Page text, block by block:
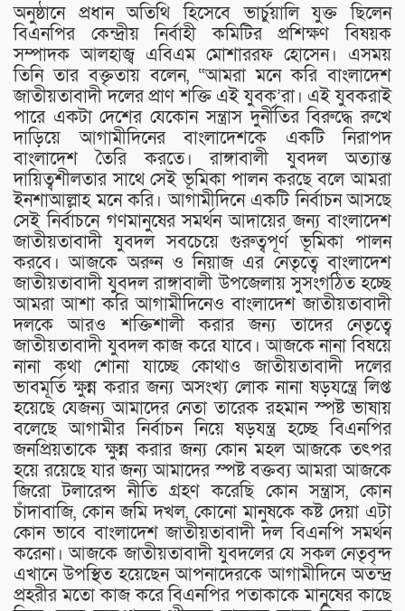
অনুষ্ঠানে প্রধান অতিথি হিসেবে ভার্চুয়ালি যুক্ত ছিলেন
বিএনপির কেন্দ্রীয় নির্বাহী কমিটির প্রশিক্ষণ বিষয়ক
সম্পাদক আলহাজ্ব এবিএম মোশাররফ হোসেন। এসময়
তিনি তার বক্তৃতায় বলেন, “আমরা মনে করি বাংলাদেশ
জাতীয়তাবাদী দলের প্রাণ শক্তি এই যুবক’রা। এই যুবকরাই
পারে একটা দেশের যেকোন সন্ত্রাস দুর্নীতির বিরুদ্ধে রুখে
দাড়িয়ে আগামীদিনের বাংলাদেশকে একটি নিরাপদ
বাংলাদেশ তৈরি করতে। রাঙ্গাবালী যুবদল অত্যান্ত
দায়িত্বশীলতার সাথে সেই ভূমিকা পালন করছে বলে আমরা
ইনশাআল্লাহ মনে করি। আগামীদিনে একটি নির্বাচন আসছে
সেই নির্বাচনে গণমানুষের সমর্থন আদায়ের জন্য বাংলাদেশ
জাতীয়তাবাদী যুবদল সবচেয়ে গুরুত্বপূর্ণ ভূমিকা পালন
করবে। আজকে অরুন ও নিয়াজ এর নেতৃত্বে বাংলাদেশ
জাতীয়তাবাদী যুবদল রাঙ্গাবালী উপজেলায় সুসংগঠিত হচ্ছে
আমরা আশা করি আগামীদিনেও বাংলাদেশ জাতীয়তাবাদী
দলকে আরও শক্তিশালী করার জন্য তাদের নেতৃত্বে
জাতীয়তাবাদী যুবদল কাজ করে যাবে। আজকে নানা বিষয়ে
নানা কথা শোনা যাচ্ছে কোথাও জাতীয়তাবাদী দলের
ভাবমূর্তি ক্ষুন্ন করার জন্য অসংখ্য লোক নানা ষড়যন্ত্রে লিপ্ত
হয়েছে যেজন্য আমাদের নেতা তারেক রহমান স্পষ্ট ভাষায়
বলেছে আগামীর নির্বাচন নিয়ে ষড়যন্ত্র হচ্ছে বিএনপির
জনপ্রিয়তাকে ক্ষুন্ন করার জন্য কোন মহল আজকে তৎপর
হয়ে রয়েছে যার জন্য আমাদের স্পষ্ট বক্তব্য আমরা আজকে
জিরো টলারেন্স নীতি গ্রহণ করেছি কোন সন্ত্রাস, কোন
চাঁদাবাজি, কোন জমি দখল, কোনো মানুষকে কষ্ট দেয়া এটা
কোন ভাবে বাংলাদেশ জাতীয়তাবাদী দল বিএনপি সমর্থন
করেনা। আজকে জাতীয়তাবাদী যুবদলের যে সকল নেতৃবৃন্দ
এখানে উপস্থিত হয়েছেন আপনাদেরকে আগামীদিনে অতন্দ্র
প্রহরীর মতো কাজ করে বিএনপির পতাকাকে মানুষের কাছে